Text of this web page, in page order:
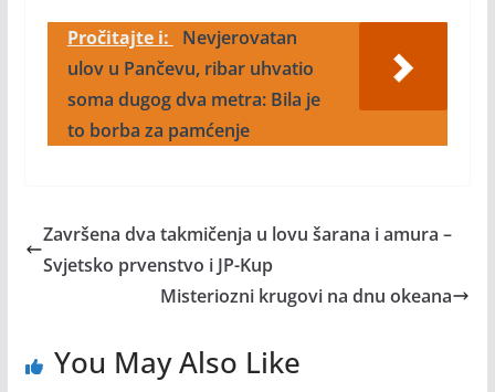
Pročitajte i:
Nevjerovatan
ulov u Pančevu, ribar uhvatio
soma dugog dva metra: Bila je
to borba za pamćenje
Završena dva takmičenja u lovu šarana i amura –
Svjetsko prvenstvo i JP-Kup
Misteriozni krugovi na dnu okeana
You May Also Like